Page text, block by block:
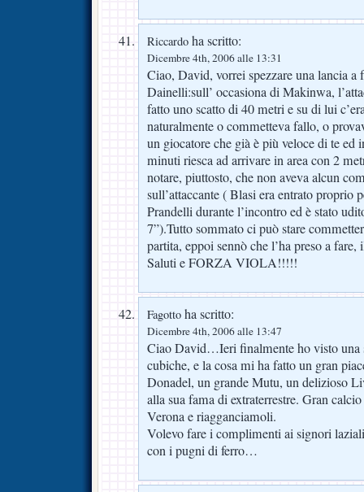
Riccardo ha scritto:
Dicembre 4th, 2006 alle 13:31
Ciao, David, vorrei spezzare una lancia a
Dainelli:sull’ occasiona di Makinwa,
fatto uno scatto di 40 metri e su di lui
naturalmente o commetteva fallo, o
un giocatore che già è più veloce di te ed
minuti riesca ad arrivare in area con 2
notare, piuttosto, che non aveva alcun
sull’attaccante ( Blasi era entrato proprio
Prandelli durante l’incontro ed è stato
7”).Tutto sommato ci può stare
partita, eppoi sennò che l’ha preso a
Saluti e FORZA VIOLA!!!!!
Fagotto ha scritto:
Dicembre 4th, 2006 alle 13:47
Ciao David…Ieri finalmente ho visto una
cubiche, e la cosa mi ha fatto un gran
Donadel, un grande Mutu, un delizioso
alla sua fama di extraterrestre. Gran
Verona e riagganciamoli.
Volevo fare i complimenti ai signori
con i pugni di ferro…